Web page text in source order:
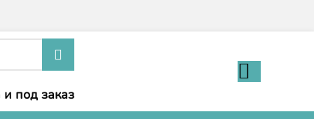
под заказ